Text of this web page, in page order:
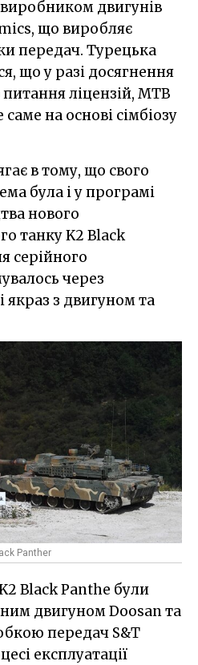
двигунів
що виробляє
передач. Турецька
що у разі досягнення
ліцензій, МТВ
на основі сімбіозу
в тому, що свого
була і у програмі
нового
танку K2 Black
серійного
через
з двигуном та
Panther
Black Panthe були
двигуном Doosan та
передач S&T
експлуатації